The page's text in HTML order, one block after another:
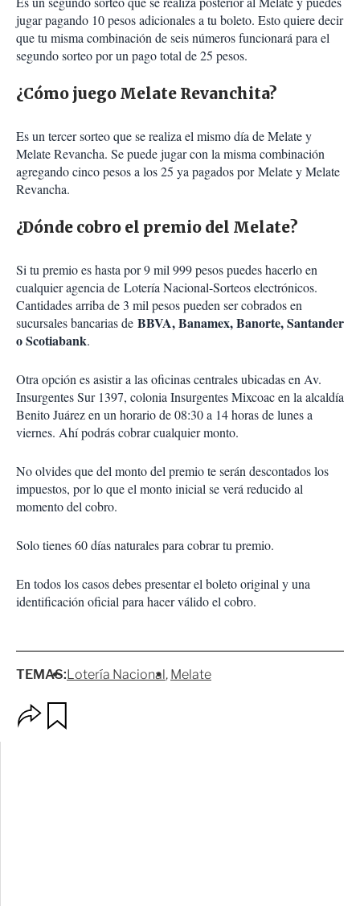
jugar pagando 10 pesos adicionales a tu boleto. Esto quiere decir
que tu misma combinación de seis números funcionará para el
segundo sorteo por un pago total de 25 pesos.
¿Cómo juego Melate Revanchita?
Es un tercer sorteo que se realiza el mismo día de Melate y
Melate Revancha. Se puede jugar con la misma combinación
agregando cinco pesos a los 25 ya pagados por Melate y Melate
Revancha.
¿Dónde cobro el premio del Melate?
Si tu premio es hasta por 9 mil 999 pesos puedes hacerlo en
cualquier agencia de Lotería Nacional-Sorteos electrónicos.
Cantidades arriba de 3 mil pesos pueden ser cobrados en
sucursales bancarias de BBVA, Banamex, Banorte, Santander
o Scotiabank.
Otra opción es asistir a las oficinas centrales ubicadas en Av.
Insurgentes Sur 1397, colonia Insurgentes Mixcoac en la alcaldía
Benito Juárez en un horario de 08:30 a 14 horas de lunes a
viernes. Ahí podrás cobrar cualquier monto.
No olvides que del monto del premio te serán descontados los
impuestos, por lo que el monto inicial se verá reducido al
momento del cobro.
Solo tienes 60 días naturales para cobrar tu premio.
En todos los casos debes presentar el boleto original y una
identificación oficial para hacer válido el cobro.
TEMAS:Lotería Nacional Melate